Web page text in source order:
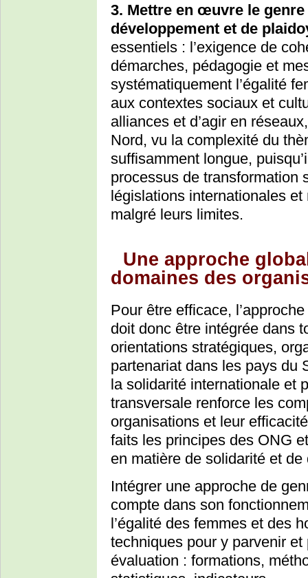
3. Mettre en œuvre le
développement et de
essentiels : l’exigence de
démarches, pédagogie et
systématiquement l’égalité
aux contextes sociaux et
alliances et d’agir en
Nord, vu la complexité du
suffisamment longue,
processus de transformation
législations internationales et
malgré leurs limites.
Une approche
domaines des
Pour être efficace,
doit donc être intégrée dans
orientations stratégiques,
partenariat dans les pays du
la solidarité internationale et
transversale renforce les
organisations et leur
faits les principes des ONG
en matière de solidarité et
Intégrer une approche de
compte dans son
l’égalité des femmes et des
techniques pour y parvenir
évaluation : formations,